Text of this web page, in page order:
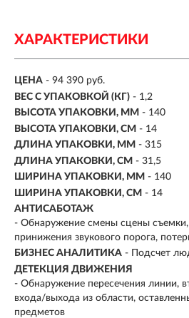
ХАРАКТЕРИСТИКИ
ЦЕНА - 94 390 руб.
ВЕС С УПАКОВКОЙ (КГ) - 1,2
ВЫСОТА УПАКОВКИ, ММ - 140
ВЫСОТА УПАКОВКИ, СМ - 14
ДЛИНА УПАКОВКИ, ММ - 315
ДЛИНА УПАКОВКИ, СМ - 31,5
ШИРИНА УПАКОВКИ, ММ - 140
ШИРИНА УПАКОВКИ, СМ - 14
АНТИСАБОТАЖ
- Обнаружение смены сцены
принижения звукового порога,
БИЗНЕС АНАЛИТИКА - Подсчет
ДЕТЕКЦИЯ ДВИЖЕНИЯ
- Обнаружение пересечения линии,
входа/выхода из области,
предметов